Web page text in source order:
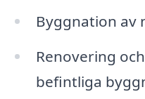
Byggnation av
Renovering
befintliga